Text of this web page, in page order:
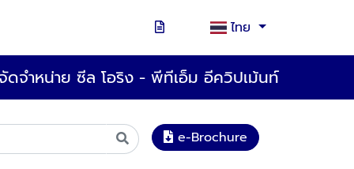
ไทย
ดจำหน่าย ซีล โอริง - พีทีเอ็ม อีควิปเม้นท์
e-Brochure